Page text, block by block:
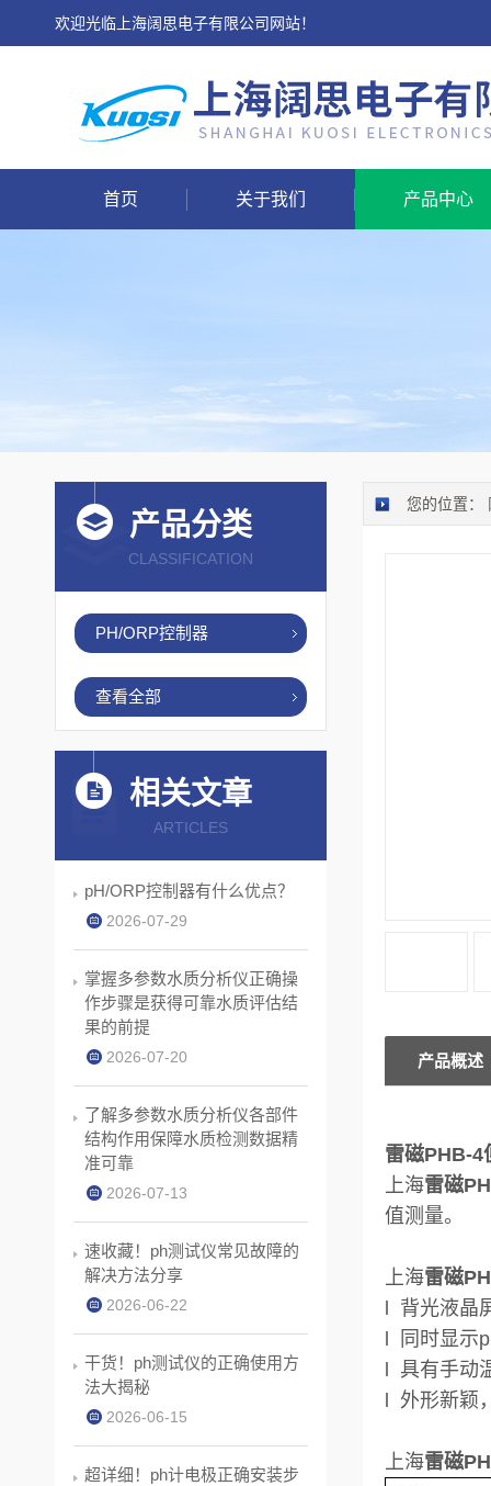
欢迎光临上海阔思电子有限公司网站！
首页 关于我们 产品中心
您的位置：
产品概述
雷磁PHB-4
上海雷磁
值测量。
上海雷磁
l 背光液晶
l 同时显示
l 具有手动
l 外形新颖
上海雷磁
产品分类
CLASSIFICATION
PH/ORP控制器
查看全部
相关文章
ARTICLES
pH/ORP控制器有什么优点？
2026-07-29
掌握多参数水质分析仪正确操
作步骤是获得可靠水质评估结
果的前提
2026-07-20
了解多参数水质分析仪各部件
结构作用保障水质检测数据精
准可靠
2026-07-13
速收藏！ph测试仪常见故障的
解决方法分享
2026-06-22
干货！ph测试仪的正确使用方
法大揭秘
2026-06-15
超详细！ph计电极正确安装步